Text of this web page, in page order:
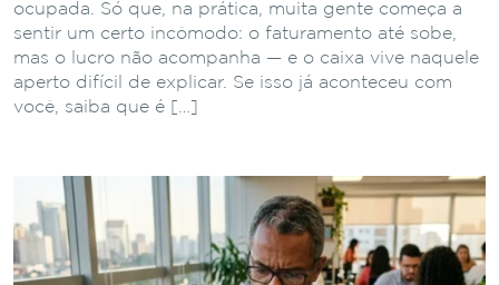
ocupada. Só que, na prática, muita gente começa a
sentir um certo incômodo: o faturamento até sobe,
mas o lucro não acompanha — e o caixa vive naquele
aperto difícil de explicar. Se isso já aconteceu com
você, saiba que é […]